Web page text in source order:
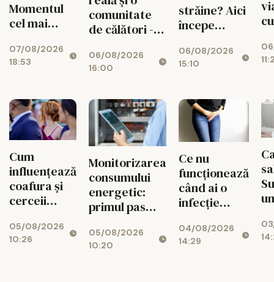
Momentul
cel mai
verii
07/08/2026
18:53
comunitate
de călători -
spatele
fiecărui
CISTOUR
06/08/2026
16:00
străine? Aici
începe
ta cu Lingua
Transcript
06/08/2026
15:10
Cum
influențează
coafura și
cerceii
care o lași la
prima
05/08/2026
10:26
Monitorizarea
consumului
energetic:
primul pas
reducerea
costurilor
05/08/2026
10:20
Ce nu
funcționează
când ai o
infecție
recurentă și
ce poate
04/08/2026
14:29